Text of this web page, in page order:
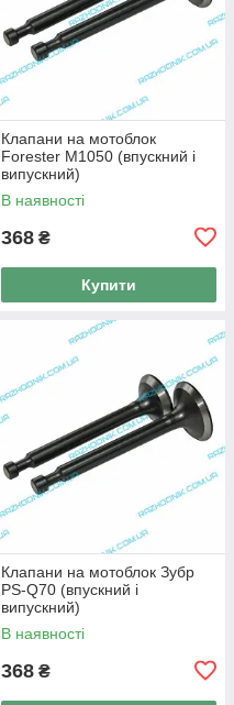
Клапани на мотоблок
Forester M1050 (впускний і
випускний)
В наявності
368 ₴
Купити
Клапани на мотоблок Зубр
PS-Q70 (впускний і
випускний)
В наявності
368 ₴